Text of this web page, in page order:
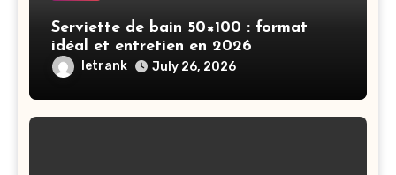
Serviette de bain 50×100 : format
idéal et entretien en 2026
letrank July 26, 2026